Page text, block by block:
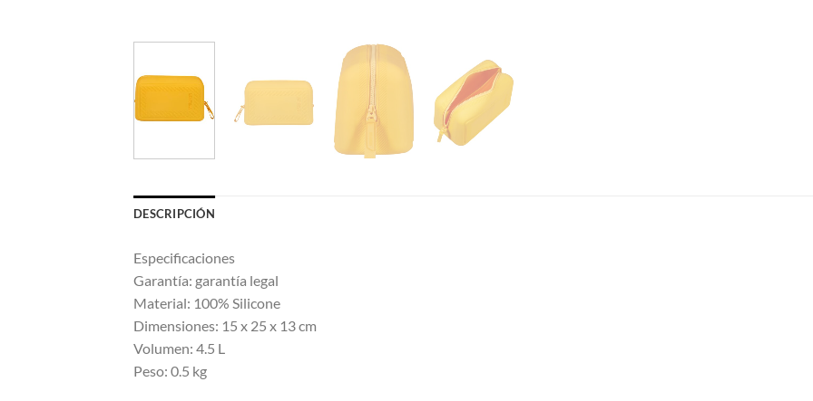
DESCRIPCIÓN
Especificaciones
Garantía: garantía legal
Material: 100% Silicone
Dimensiones: 15 x 25 x 13 cm
Volumen: 4.5 L
Peso: 0.5 kg